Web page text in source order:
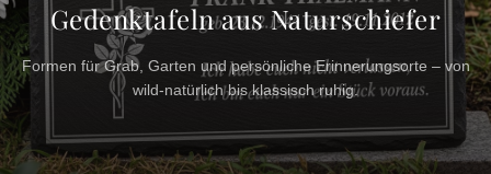
Gedenktafeln aus Naturschiefer
Formen für Grab, Garten und persönliche Erinnerungsorte – von
wild-natürlich bis klassisch ruhig.